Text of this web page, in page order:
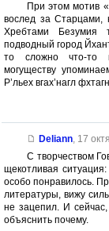
При этом мотив
вослед за Старцами,
Хребтами Безумия
подводный город
то сложно что-то
могуществу
Р’льех вгах’нагл
Deliann, 17
С творчеством
щекотливая
особо понравилось.
литературы, вижу
не зацепил. И
объяснить почему.